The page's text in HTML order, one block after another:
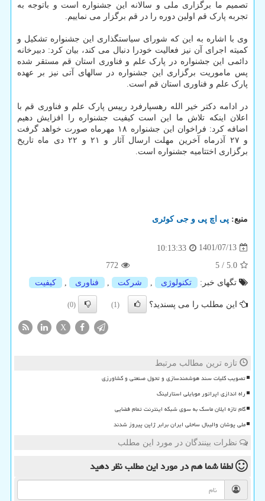
تصمیم ما برگزاری ملی و سالانه این جشنواره است و باتوجه به
تجربه پارک قم اولین دوره را در قم برگزار می نماییم.
وی با اشاره به این که شورای سیاستگذاری این جشنواره تشکیل و
کمیته اجرای آن نیز فعالیت خودرا دنبال می کند، بیان کرد: دبیرخانه
دائمی این جشنواره در پارک علم و فناوری استان قم مستقر شده
پس ماموریت برگزاری این جشنواره در سالهای آتی نیز بر عهده
پارک علم و فناوری استان قم است.
در ادامه دکتر خیر الله رهسپارفرد رییس پارک علم و فناوری قم با
اعلان اینکه تلاش ما این است کیفیت جشنواره را افزایش دهیم
اضافه کرد: فراخوان این جشنواره ۱۸ مهرماه صورت خواهد گرفت
و ۲۷ آذرماه آخرین مهلت ارسال آثار و ۲۱ و ۲۲ دی ماه تاریخ
برگزاری اختتامیه جشنواره است.
منبع: پی اچ پی و جی كوئری
1401/07/13
10:13:33
5.0
/
5
772
تگهای خبر:
تكنولوژی , شركت , فناوری , كیفیت
این مطلب را می پسندید؟ (1)
(0)
X
تازه ترین مطالب مرتبط
تصویب کلیات سند هوشمندسازی و تحول صنعتی و کشاورزی
راه اندازی اپراتور موبایلی استارلینک
گام تازه ایلان ماسک به سوی شبکه اینترنت تمام فضایی
ملی پوشان والیبال ساحلی ایران برابر ژاپن پیروز شدند
نظرات بینندگان در مورد این مطلب
لطفا شما همدر مورد این مطلبنظر دهید